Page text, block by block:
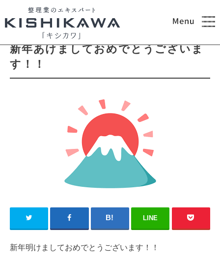
ブログ
2026.01.06
新年あけましておめでとうございま
す！！
LINE
新年明けましておめでとうございます！！